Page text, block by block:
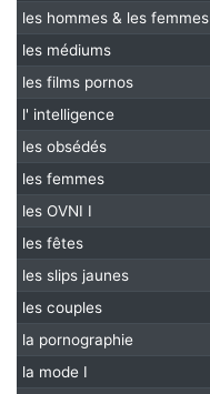
les hommes & les femmes
les médiums
les films pornos
l' intelligence
les obsédés
les femmes
les OVNI I
les fêtes
les slips jaunes
les couples
la pornographie
la mode I